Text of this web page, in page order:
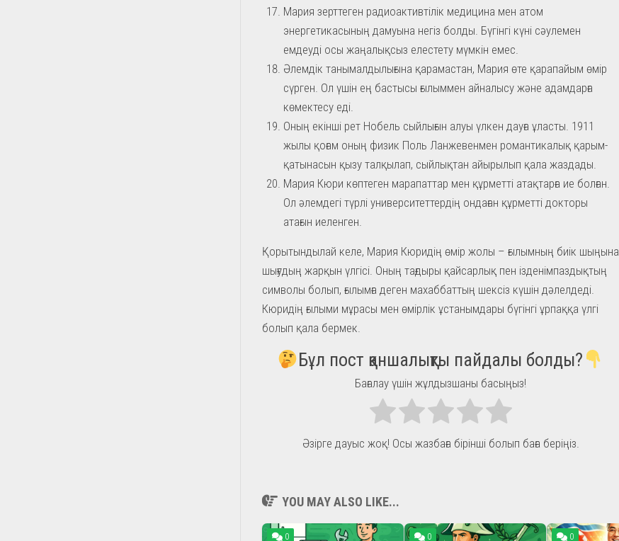
Мария зерттеген радиоактивтілік медицина мен атом
энергетикасының дамуына негіз болды. Бүгінгі күні сәулемен
емдеуді осы жаңалықсыз елестету мүмкін емес.
Әлемдік танымалдылығына қарамастан, Мария өте қарапайым өмір
сүрген. Ол үшін ең бастысы ғылыммен айналысу және адамдарға
көмектесу еді.
Оның екінші рет Нобель сыйлығын алуы үлкен дауға ұласты. 1911
жылы қоғам оның физик Поль Ланжевенмен романтикалық қарым-
қатынасын қызу талқылап, сыйлықтан айырылып қала жаздады.
Мария Кюри көптеген марапаттар мен құрметті атақтарға ие болған.
Ол әлемдегі түрлі университеттердің ондаған құрметті докторы
атағын иеленген.
Қорытындылай келе, Мария Кюридің өмір жолы – ғылымның биік шыңына
шығудың жарқын үлгісі. Оның тағдыры қайсарлық пен ізденімпаздықтың
символы болып, ғылымға деген махаббаттың шексіз күшін дәлелдеді.
Кюридің ғылыми мұрасы мен өмірлік ұстанымдары бүгінгі ұрпаққа үлгі
болып қала бермек.
Бұл пост қаншалықты пайдалы болды?
Бағалау үшін жұлдызшаны басыңыз!
Әзірге дауыс жоқ! Осы жазбаға бірінші болып баға беріңіз.
YOU MAY ALSO LIKE...
0 0 0